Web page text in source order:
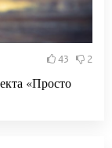
43 2
«Просто